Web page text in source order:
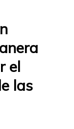
el
las